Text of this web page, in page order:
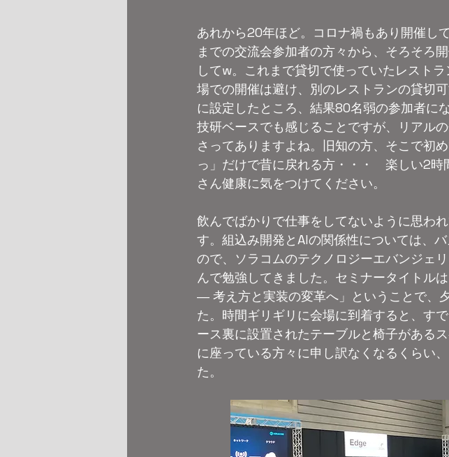
あれから20年ほど。コロナ禍もあり開催し
までの交流会参加者の方々から、そろそろ
してw。これまで貸切で使っていたレスト
場での開催は避け、別のレストランの貸切
に設定したところ、結果80名弱の参加者にな
技研ベースでも感じることですが、リアル
さってありますよね。旧知の方、そこで初
っ」だけで昔に戻れる方・・・　楽しい2
さん健康に気をつけてください。
飲んでばかりで仕事をしてないように思わ
す。組込み開発とAIの関係性については、
ので、ソラコムのテクノロジーエバンジェ
んで勉強してきました。セミナータイトル
― 考え方と実装の変革へ」ということで、
た。時間ギリギリに会場に到着すると、す
ース裏に設置されたテーブルと椅子がある
に座っている方々に申し訳なくなるくらい
た。